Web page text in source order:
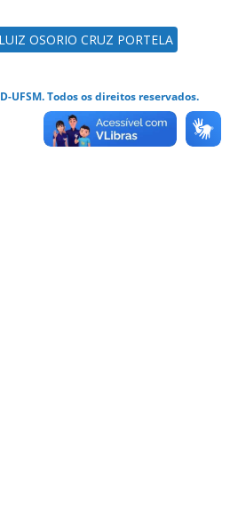
LUIZ OSORIO CRUZ PORTELA
UFSM. Todos os direitos reservados.